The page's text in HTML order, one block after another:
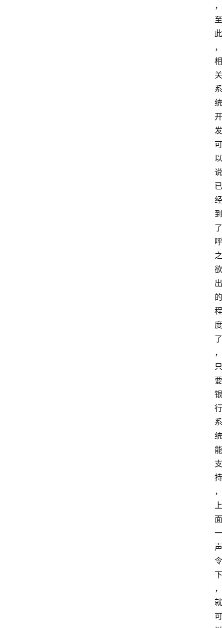
，
至
此
，
相
关
系
统
开
发
可
以
说
已
经
到
了
呼
之
欲
出
的
程
度
了
，
只
要
银
行
系
统
能
支
持
，
上
面
一
声
令
下
，
就
可